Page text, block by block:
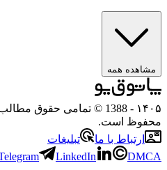
مشاهده همه
۱۴۰۵
- 1388 © تمامی حقوق
محفوظ است.
ارتباط با ما
تبلیغات
LinkedIn DMCA